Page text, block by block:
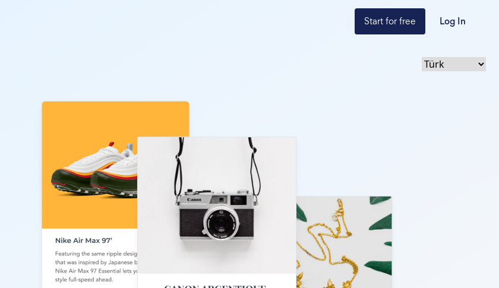
Start for free Log In